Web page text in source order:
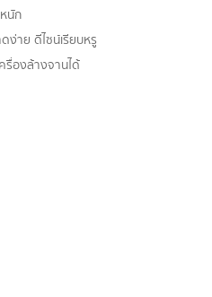
นัก
าย ดีไซน์เรียบหรู
ครื่องล้างจานได้